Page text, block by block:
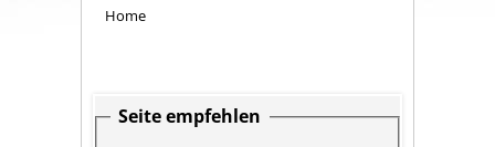
Home
Seite empfehlen